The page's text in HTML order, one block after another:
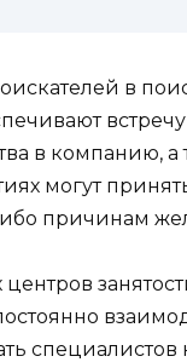
в
в компанию,
могут
причинам
специалистов